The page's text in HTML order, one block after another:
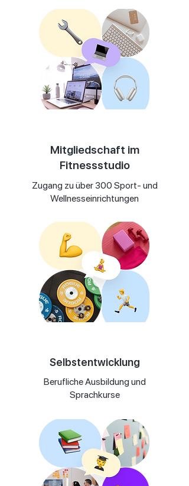
Mitgliedschaft im
Fitnessstudio
Zugang zu über 300 Sport- und
Wellnesseinrichtungen
Selbstentwicklung
Berufliche Ausbildung und
Sprachkurse